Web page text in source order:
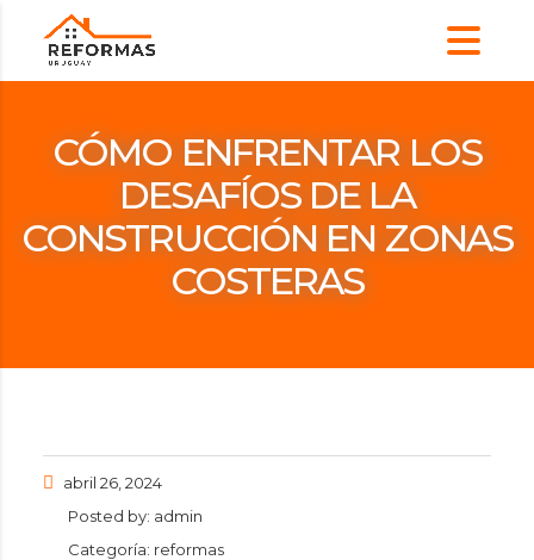
CÓMO ENFRENTAR LOS
DESAFÍOS DE LA
CONSTRUCCIÓN EN ZONAS
COSTERAS
abril 26, 2024
Posted by: admin
Categoría: reformas